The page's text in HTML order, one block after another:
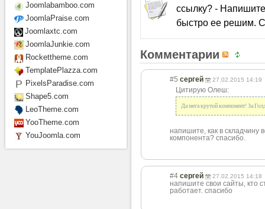
ссылку? -
быстро ее решим.
Комментарии
#5 сергей 27.02.2015 14:19
Цитирую Олеш:
Да мега крутой компонент! За
напишите, как в складчину
компонента? спасибо.
#4 сергей 27.02.2015 14:18
напишите свои сайты, кто
работает. спасибо
Joomlabamboo.com
JoomlaPraise.com
Joomlaxtc.com
JoomlaJunkie.com
Rockettheme.com
TemplatePlazza.com
PixelsParadise.com
Shape5.com
LeoTheme.com
YooTheme.com
YouJoomla.com